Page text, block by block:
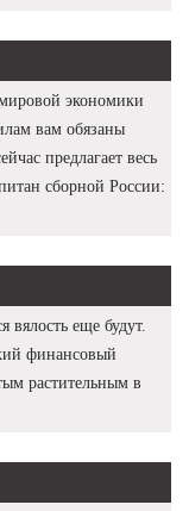
экономики
вам обязаны
предлагает весь
сборной России:
еще будут.
финансовый
растительным в